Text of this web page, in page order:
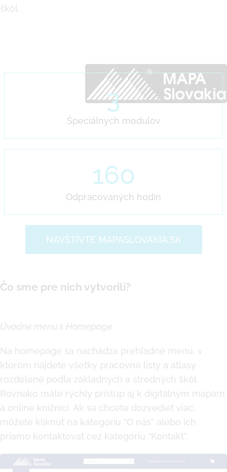
škôl.
3
Špeciálnych modulov
160
Odpracovaných hodín
NAVŠTÍVTE MAPASLOVAKIA.SK
Čo sme pre nich vytvorili?
Úvodné menu s Homepage
Na homepage sa nachádza prehľadné menu, v
ktorom nájdete všetky pracovné listy a atlasy
rozdelené podľa základných a stredných škôl.
Rovnako máte rýchly prístup aj k digitálnym mapám
a online knižnici. Ak sa chcete dozvedieť viac,
môžete kliknúť na kategóriu “O nás” alebo ich
priamo kontaktovať cez kategóriu “Kontakt”.